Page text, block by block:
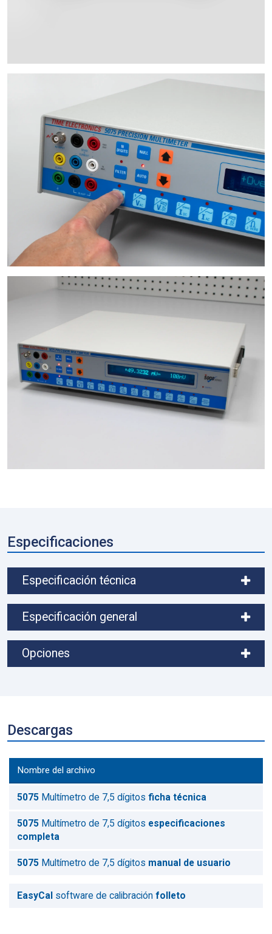
Especificaciones
Especificación técnica
Especificación general
Opciones
Descargas
Nombre del archivo
5075Multímetro de 7,5 dígitos ficha técnica
5075Multímetro de 7,5 dígitos especificaciones
completa
5075 Multímetro de 7,5 dígitos manual de usuario
EasyCalsoftware de calibración folleto